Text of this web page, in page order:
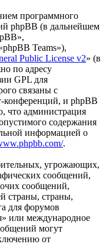
программного
phpBB (в дальнейшем
Teams»),
Public License v2» (в
по адресу
GPL для
связаны с
конференций, и phpBB
что администрация
содержания
информацией о
.
угрожающих,
сообщений,
сообщений,
страны, страны,
для форумов
международное
могут
от